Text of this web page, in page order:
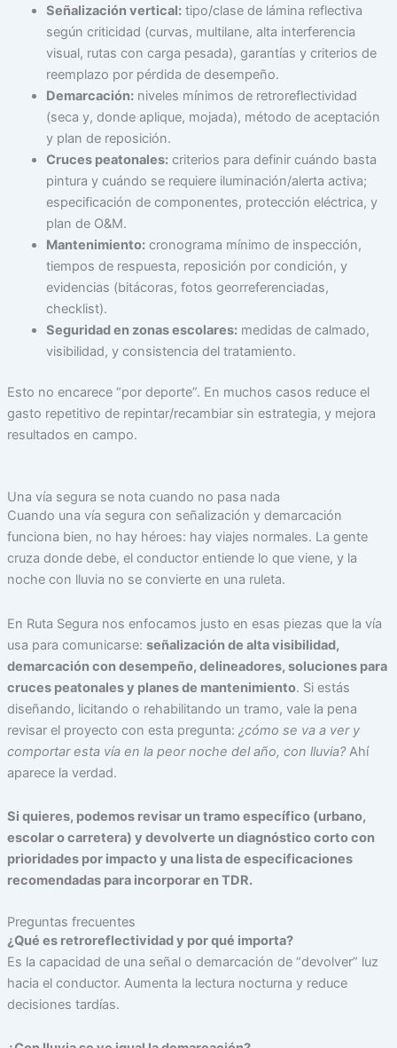
Señalización vertical:tipo/clase de lámina reflectiva
según criticidad (curvas, multilane, alta interferencia
visual, rutas con carga pesada), garantías y criterios de
reemplazo por pérdida de desempeño.
Demarcación:niveles mínimos de retroreflectividad
(seca y, donde aplique, mojada), método de aceptación
y plan de reposición.
Cruces peatonales:criterios para definir cuándo basta
pintura y cuándo se requiere iluminación/alerta activa;
especificación de componentes, protección eléctrica, y
plan de O&M.
Mantenimiento:cronograma mínimo de inspección,
tiempos de respuesta, reposición por condición, y
evidencias (bitácoras, fotos georreferenciadas,
checklist).
Seguridad en zonas escolares:medidas de calmado,
visibilidad, y consistencia del tratamiento.
Esto no encarece “por deporte”. En muchos casos reduce el
gasto repetitivo de repintar/recambiar sin estrategia, y mejora
resultados en campo.
Una vía segura se nota cuando no pasa nada
Cuando una vía segura con señalización y demarcación
funciona bien, no hay héroes: hay viajes normales. La gente
cruza donde debe, el conductor entiende lo que viene, y la
noche con lluvia no se convierte en una ruleta.
En Ruta Segura nos enfocamos justo en esas piezas que la vía
usa para comunicarse: señalización de alta visibilidad,
demarcación con desempeño, delineadores, soluciones para
cruces peatonales y planes de mantenimiento. Si estás
diseñando, licitando o rehabilitando un tramo, vale la pena
revisar el proyecto con esta pregunta: ¿cómo se va a ver y
comportar esta vía en la peor noche del año, con lluvia?Ahí
aparece la verdad.
Si quieres, podemos revisar un tramo específico (urbano,
escolar o carretera) y devolverte un diagnóstico corto con
prioridades por impacto y una lista de especificaciones
recomendadas para incorporar en TDR.
Preguntas frecuentes
¿Qué es retroreflectividad y por qué importa?
Es la capacidad de una señal o demarcación de “devolver” luz
hacia el conductor. Aumenta la lectura nocturna y reduce
decisiones tardías.